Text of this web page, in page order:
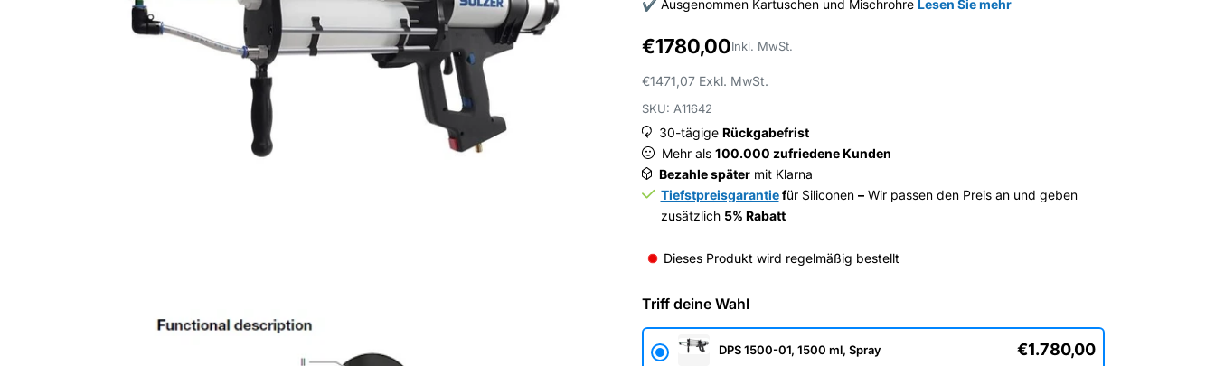
✔ Ausgenommen Kartuschen und Mischrohre Lesen Sie mehr
€1780,00Inkl. MwSt.
€1471,07 Exkl. MwSt.
SKU: A11642
30-tägige Rückgabefrist
Mehr als 100.000 zufriedene Kunden
Bezahle spätermit Klarna
Tiefstpreisgarantiefür Siliconen –Wir passen den Preis an und geben
zusätzlich 5% Rabatt
Dieses Produkt wird regelmäßig bestellt
Triff deine Wahl
DPS 1500-01, 1500 ml, Spray €1.780,00